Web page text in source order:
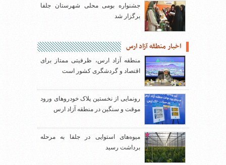
جشنواره بومی محلی شهرستان جلفا
برگزار شد
اخبار منطقه آزاد ارس
منطقه آزاد ارس، ظرفیتی ممتاز برای
اقتصاد و گردشگری کشور است
رونمایی از نخستین پلاک خودروهای ورود
موقت و سنگین در منطقه آزاد ارس
میوه‌های استوایی در جلفا به مرحله
برداشت رسید